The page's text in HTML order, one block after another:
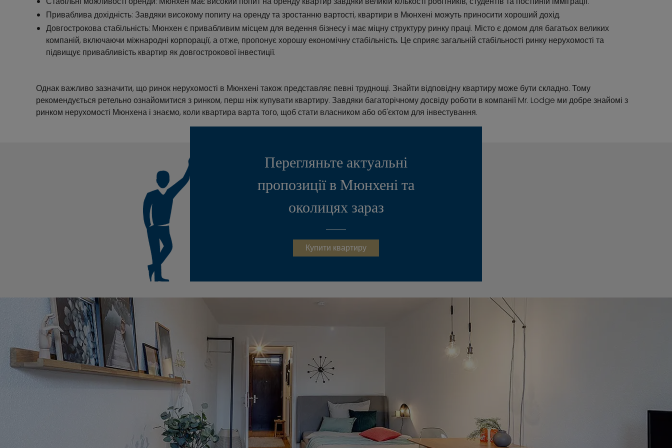
Приваблива дохідність: Завдяки високому попиту на оренду та зростанню вартості, квартири в Мюнхені можуть приносити хороший дохід.
Довгострокова стабільність: Мюнхен є привабливим місцем для ведення бізнесу і має міцну структуру ринку праці. Місто є домом для багатьох великих
компаній, включаючи міжнародні корпорації, а отже, пропонує хорошу економічну стабільність. Це сприяє загальній стабільності ринку нерухомості та
підвищує привабливість квартир як довгострокової інвестиції.
Однак важливо зазначити, що ринок нерухомості в Мюнхені також представляє певні труднощі. Знайти відповідну квартиру може бути складно. Тому
рекомендується ретельно ознайомитися з ринком, перш ніж купувати квартиру. Завдяки багаторічному досвіду роботи в компанії Mr. Lodge ми добре знайомі з
ринком нерухомості Мюнхена і знаємо, коли квартира варта того, щоб стати власником або об'єктом для інвестування.
Перегляньте актуальні
пропозиції в Мюнхені та
околицях зараз
Купити квартиру